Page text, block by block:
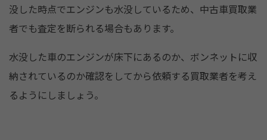
没した時点でエンジンも水没しているため、中古車買取業
者でも査定を断られる場合もあります。
水没した車のエンジンが床下にあるのか、ボンネットに収
納されているのか確認をしてから依頼する買取業者を考え
るようにしましょう。